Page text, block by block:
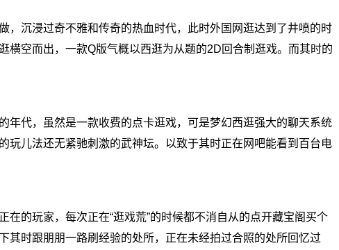
沉浸过奇不雅和传奇的热血时代，此时外国网逛达到了井喷的时
横空而出，一款Q版气概以西逛为从题的2D回合制逛戏。而其时的
代，虽然是一款收费的点卡逛戏，可是梦幻西逛强大的聊天系统
玩儿法还无紧驰刺激的武神坛。以致于其时正在网吧能看到百台电
的玩家，每次正在“逛戏荒”的时候都不消自从的点开藏宝阁买个
其时跟朋朋一路刷经验的处所，正在未经拍过合照的处所回忆过